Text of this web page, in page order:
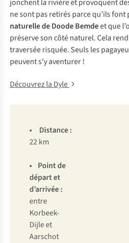
jonchent la rivière et provoquent
ne sont pas retirés parce qu’ils font
naturelle de Doode Bemdeet que
préserve son côté naturel. Cela
traversée risquée. Seuls les
peuvent s’y aventurer !
Découvrez la Dyle
• Distance:
22 km
• Point de
départ et
d’arrivée:
entre
Korbeek-
Dijle et
Aarschot